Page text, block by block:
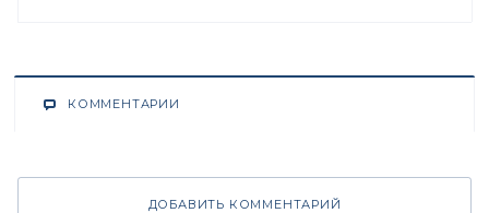
КОММЕНТАРИИ
ДОБАВИТЬ КОММЕНТАРИЙ